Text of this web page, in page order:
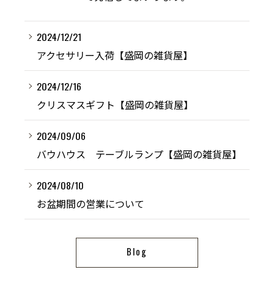
2024/12/21
アクセサリー入荷【盛岡の雑貨屋】
2024/12/16
クリスマスギフト【盛岡の雑貨屋】
2024/09/06
バウハウス テーブルランプ【盛岡の雑貨屋】
2024/08/10
お盆期間の営業について
Blog